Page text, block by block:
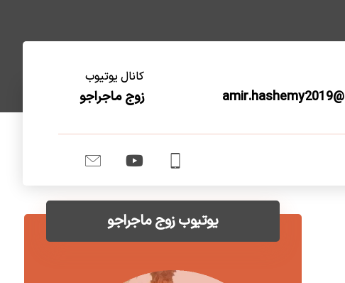
کانال یوتیوب
زوج ماجراجو
یوتیوب زوج ماجراجو